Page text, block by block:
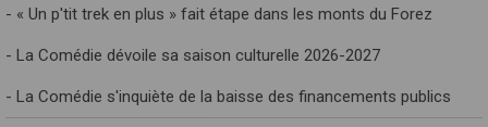
- « Un p'tit trek en plus » fait étape dans les monts du Forez
- La Comédie dévoile sa saison culturelle 2026-2027
- La Comédie s'inquiète de la baisse des financements publics